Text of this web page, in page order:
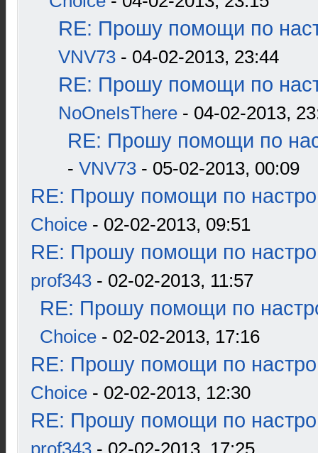
RE: Прошу помощи по
VNV73 - 04-02-2013, 23:44
RE: Прошу помощи по
NoOneIsThere - 04-02-2013,
RE: Прошу помощи по
- VNV73 - 05-02-2013, 00:09
RE: Прошу помощи по
Choice - 02-02-2013, 09:51
RE: Прошу помощи по
prof343 - 02-02-2013, 11:57
RE: Прошу помощи по
Choice - 02-02-2013, 17:16
RE: Прошу помощи по
Choice - 02-02-2013, 12:30
RE: Прошу помощи по
prof343 - 02-02-2013, 17:25